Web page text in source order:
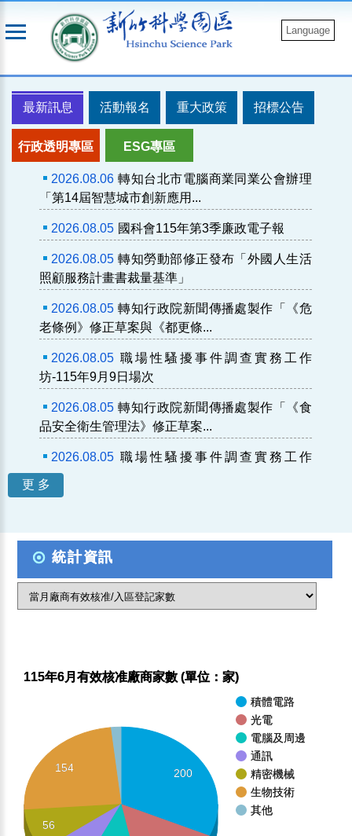
到
Language
最新訊息 活動報名 重大政策 招標公告
行政透明專區 ESG專區
2026.08.06 轉知台北市電腦商業同業公會辦理
「第14屆智慧城市創新應用...
2026.08.05 國科會115年第3季廉政電子報
2026.08.05 轉知勞動部修正發布「外國人生活
照顧服務計畫書裁量基準」
2026.08.05 轉知行政院新聞傳播處製作「《危
老條例》修正草案與《都更條...
2026.08.05 職場性騷擾事件調查實務工作
坊-115年9月9日場次
2026.08.05 轉知行政院新聞傳播處製作「《食
品安全衛生管理法》修正草案...
2026.08.05 職場性騷擾事件調查實務工作
坊-115年9月1日場次
2026.08.05
2026.08.05
轉知：苗栗縣政府「苗栗幣數位點
更 多
統計資訊
115年6月有效核准廠商家數 (單位：家)
積體電路
光電
電腦及周邊
通訊
精密機械
生物技術
其他
200
154
56